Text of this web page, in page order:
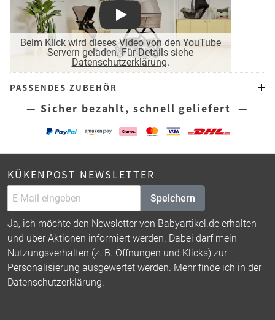
Beim Klick wird dieses Video von den YouTube
Servern geladen. Für Details siehe
Datenschutzerklärung.
Play
PASSENDES ZUBEHÖR
— Sicher bezahlt, schnell geliefert —
KÜKENPOST NEWSLETTER
Speichern
Ja, ich möchte den Newsletter von Babyartikel.de erhalten
und über Aktionen informiert werden. Dabei darf mein
Nutzungsverhalten (z. B. Öffnungen und Klicks) zur
Personalisierung ausgewertet werden. Mehr finde ich in der
Datenschutzerklärung.